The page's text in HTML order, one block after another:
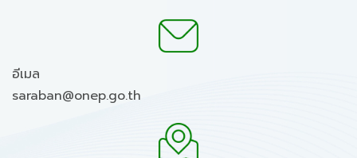
อีเมล
saraban@onep.go.th